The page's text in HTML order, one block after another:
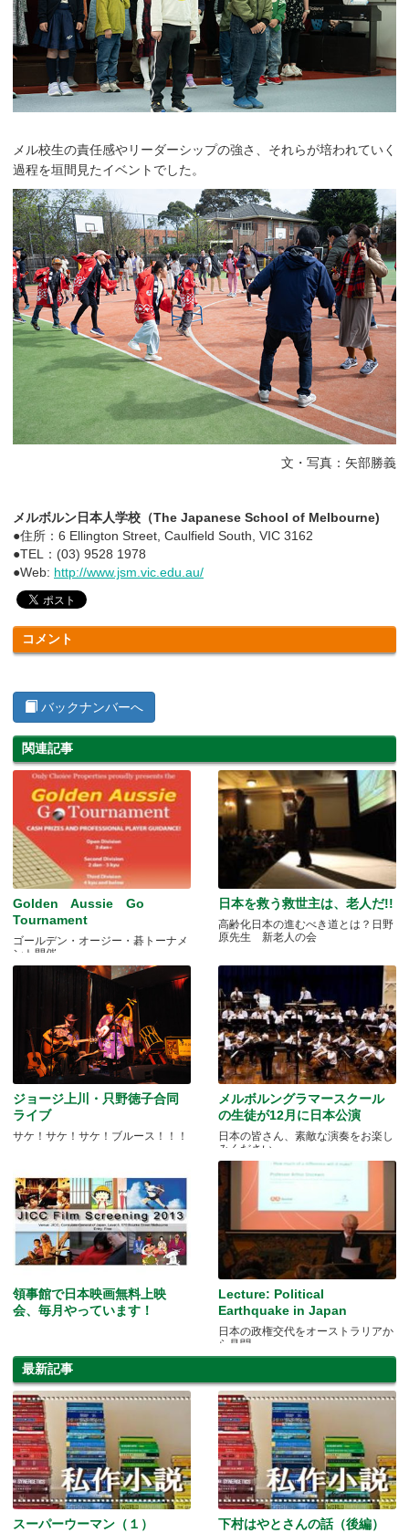
メル校生の責任感やリーダーシップの強さ、それらが培われていく
過程を垣間見たイベントでした。
文・写真：矢部勝義
メルボルン日本人学校（The Japanese School of Melbourne)
●住所：6 Ellington Street, Caulfield South, VIC 3162
●TEL：(03) 9528 1978
●Web: http://www.jsm.vic.edu.au/
コメント
バックナンバーへ
関連記事
Golden Aussie Go
Tournament
ゴールデン・オージー・碁トーナメ
ント開催
日本を救う救世主は、老人だ!!
高齢化日本の進むべき道とは？日野
原先生 新老人の会
ジョージ上川・只野徳子合同
ライブ
サケ！サケ！サケ！ブルース！！！
メルボルングラマースクール
の生徒が12月に日本公演
日本の皆さん、素敵な演奏をお楽し
みください
領事館で日本映画無料上映
会、毎月やっています！
Lecture: Political
Earthquake in Japan
日本の政権交代をオーストラリアか
ら見聞
最新記事
スーパーウーマン（１） 下村はやとさんの話（後編）